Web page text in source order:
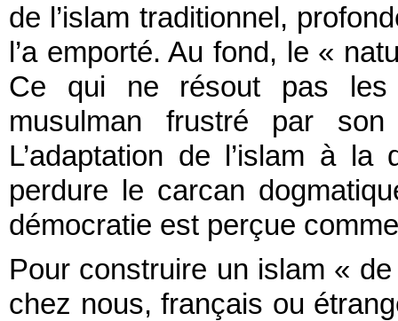
de l’islam traditionnel,
l’a emporté. Au fond, le «
Ce qui ne résout pas les
musulman frustré par
L’adaptation de l’islam à
perdure le carcan
démocratie est perçue
Pour construire un islam «
chez nous, français ou